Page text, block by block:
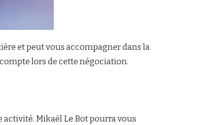
et peut vous accompagner dans la
lors de cette négociation.
Mikaël Le Bot pourra vous